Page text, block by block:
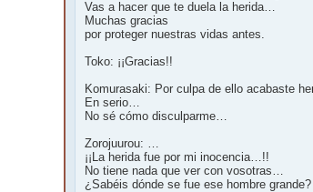
Vas a hacer que te duela la herida…
Muchas gracias
por proteger nuestras vidas antes.
Toko: ¡¡Gracias!!
Komurasaki: Por culpa de ello acabaste
En serio…
No sé cómo disculparme…
Zorojuurou: …
¡¡La herida fue por mi inocencia…!!
No tiene nada que ver con vosotras…
¿Sabéis dónde se fue ese hombre